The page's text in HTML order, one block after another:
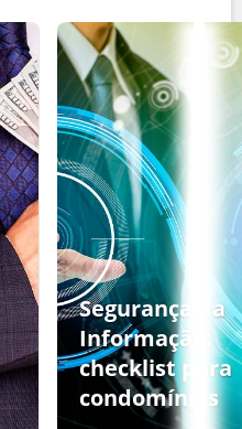
Segurança da
Informação:
checklist para
condomínios